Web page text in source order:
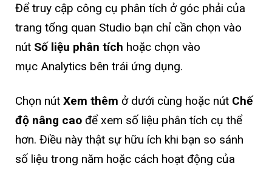
Để truy cập công cụ phân tích ở góc phải của
trang tổng quan Studio bạn chỉ cần chọn vào
nút Số liệu phân tích hoặc chọn vào
mục Analytics bên trái ứng dụng.
Chọn nút Xem thêm ở dưới cùng hoặc nút Chế
độ nâng cao để xem số liệu phân tích cụ thể
hơn. Điều này thật sự hữu ích khi bạn so sánh
số liệu trong năm hoặc cách hoạt động của